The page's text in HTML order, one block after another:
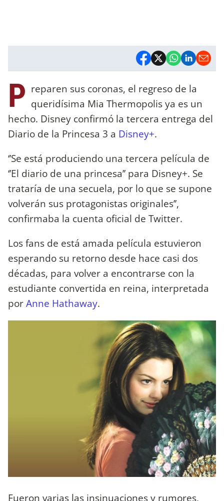
P reparen sus coronas, el regreso de la
queridísima Mia Thermopolis ya es un
hecho. Disney confirmó la tercera entrega del
Diario de la Princesa 3 a Disney+.
‘’Se está produciendo una tercera película de
‘’El diario de una princesa’’ para Disney+. Se
trataría de una secuela, por lo que se supone
volverán sus protagonistas originales’’,
confirmaba la cuenta oficial de Twitter.
Los fans de está amada película estuvieron
esperando su retorno desde hace casi dos
décadas, para volver a encontrarse con la
estudiante convertida en reina, interpretada
porAnne Hathaway.
Fueron varias las insinuaciones y rumores,